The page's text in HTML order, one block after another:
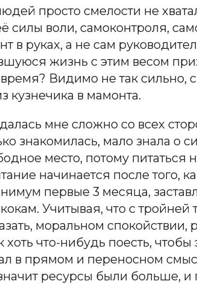
просто смелости не
силы воли, самоконтроля,
в руках, а не сам
жизнь с этим весом
Видимо не так сильно,
кузнечика в мамонта.
мне сложно со всех
знакомилась, мало знала о
место, потому питаться
начинается после того,
первые 3 месяца,
Учитывая, что с тройней
моральном
хоть что-нибудь поесть,
в прямом и переносном
ресурсы были больше, и